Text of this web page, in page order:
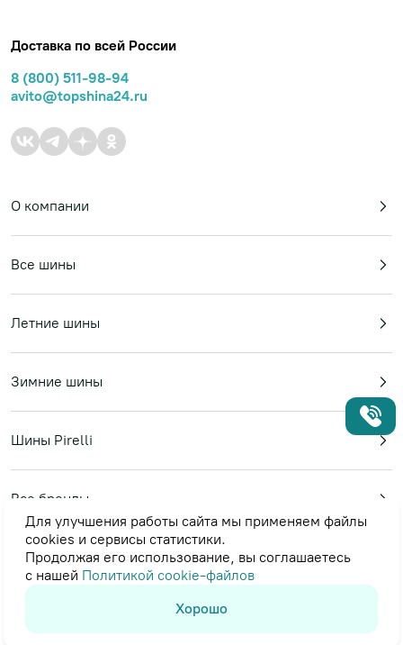
Доставка по всей России
8 (800) 511-98-94
avito@topshina24.ru
О компании
Все шины
Летние шины
Зимние шины
Шины Pirelli
Все бренды
Пользовательское соглашение
Политика в отношении обработки персональных данных
Для улучшения работы сайта мы применяем файлы
cookies и сервисы статистики.
Продолжая его использование, вы соглашаетесь
с нашей Политикой cookie-файлов
Хорошо